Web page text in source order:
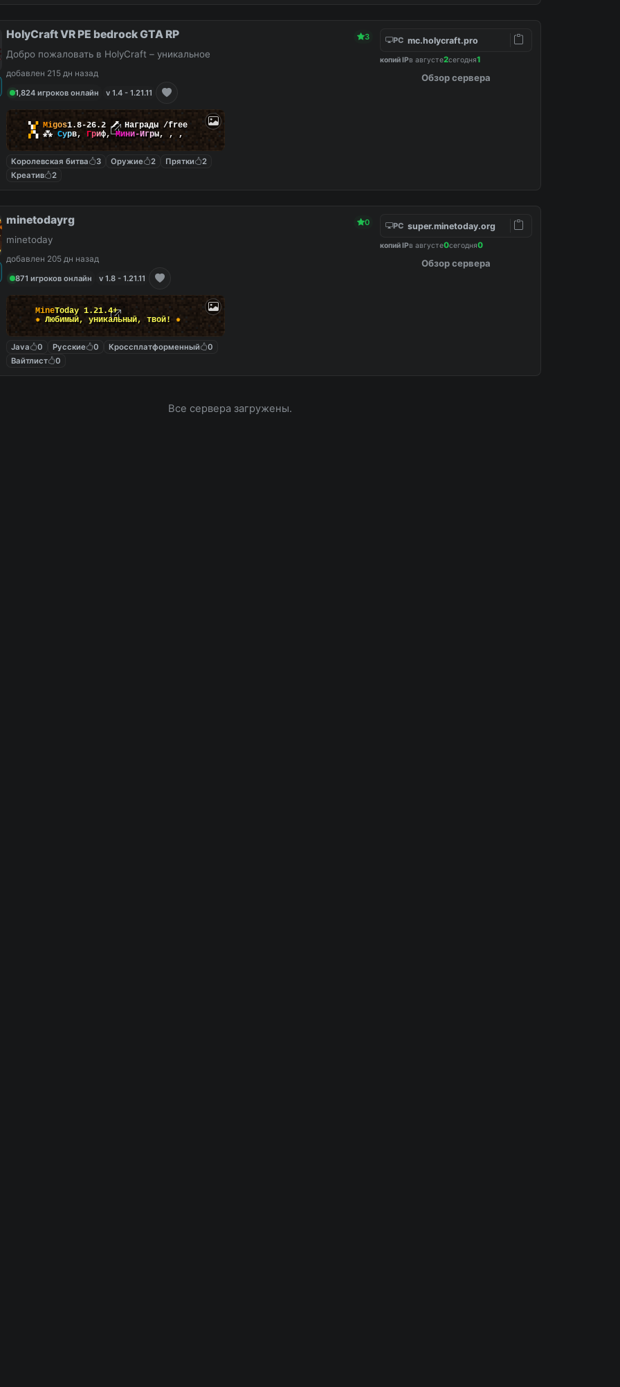
HolyCraft VR PE bedrock GTA RP 3
Добро пожаловать в HolyCraft – уникальное
добавлен 215 дн назад
1,824 игроков онлайн
v 1.4 - 1.21.11
▚▞ Migos1.8-26.2 🗡 Награды /free
▞▚ ⁂ Сурв, Гриф,Мини-Игры, , ,
Королевская битва 3 Оружие 2 Прятки
2
Креатив
2
PC mc.holycraft.pro
копий IPв августе2сегодня1
Обзор сервера
minetodayrg 0
minetoday
добавлен 205 дн назад
871 игроков онлайн
v 1.8 - 1.21.11
MineToday 1.21.4+
✹ Любимый, уникальный, твой! ✹
Java 0 Русские 0 Кроссплатформенный
0
Вайтлист
0
PC super.minetoday.org
копий IPв августе0сегодня0
Обзор сервера
Все сервера загружены.